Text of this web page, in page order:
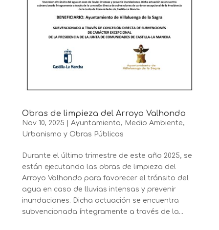
Obras de limpieza del Arroyo Valhondo
Nov 10, 2025 Ayuntamiento, Medio Ambiente,
Urbanismo y Obras Públicas
Durante el último trimestre de este año 2025, se
están ejecutando las obras de limpieza del
Arroyo Valhondo para favorecer el tránsito del
agua en caso de lluvias intensas y prevenir
inundaciones. Dicha actuación se encuentra
subvencionada íntegramente a través de la...